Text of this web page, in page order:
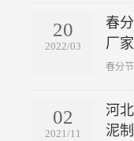
20
2022/03
春
厂家
春分
02
2021/11
河
泥